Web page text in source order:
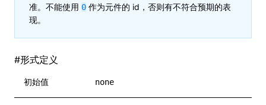
准。不能使用 0 作为元件的 id，否则有不符合预期的表
现。
#形式定义
初始值 none